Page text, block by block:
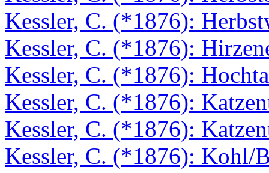
Kessler, C. (*1876):
Kessler, C. (*1876):
Kessler, C. (*1876):
Kessler, C. (*1876):
Kessler, C. (*1876):
Kessler, C. (*1876): Kohl/